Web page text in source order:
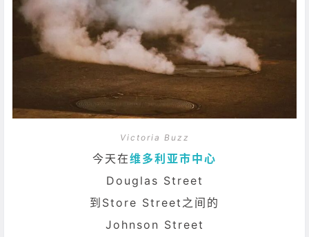
Victoria Buzz
今天在维多利亚市中心
Douglas Street
到Store Street之间的
Johnson Street